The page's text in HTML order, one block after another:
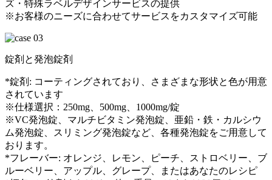
ズ・特殊ラベルデザインサービスの提供
※お客様のニーズに合わせてサービスをカスタマイズ可能
錠剤と発泡錠剤
*錠剤: コーティングされており、さまざまな形状と色が用意
されています
※仕様選択：250mg、500mg、1000mg/錠
※VC発泡錠、マルチビタミン発泡錠、亜鉛・鉄・カルシウ
ム発泡錠、スリミング発泡錠など、各種発泡錠をご用意して
おります。
*フレーバー: オレンジ、レモン、ピーチ、ストロベリー、ブ
ルーベリー、アップル、グレープ、またはあなたのレシピ